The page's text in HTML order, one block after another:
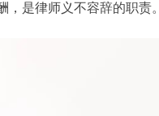
是律师义不容辞的职责。